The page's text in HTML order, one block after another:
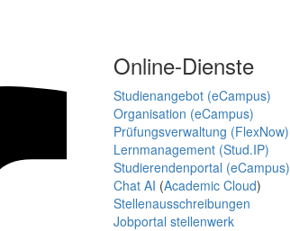
Online-Dienste
Studienangebot (eCampus)
Organisation (eCampus)
Prüfungsverwaltung (FlexNow)
Lernmanagement (Stud.IP)
Studierendenportal (eCampus)
Chat AI (Academic Cloud)
Stellenausschreibungen
Jobportal stellenwerk